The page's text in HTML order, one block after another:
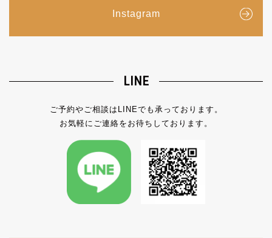
Instagram
LINE
ご予約やご相談はLINEでも承っております。
お気軽にご連絡をお待ちしております。